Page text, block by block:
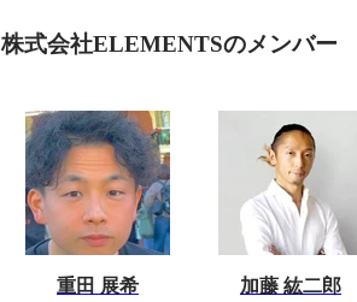
株式会社ELEMENTSのメンバー
重田 展希 加藤 紘二郎